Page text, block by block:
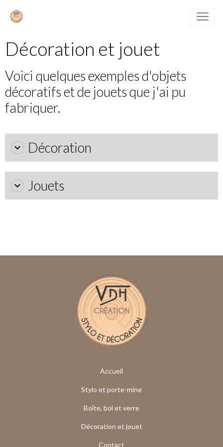
Décoration et jouet
Voici quelques exemples d'objets
décoratifs et de jouets que j'ai pu
fabriquer.
Décoration
Jouets
Accueil
Stylo et porte-mine
Boîte, bol et verre
Décoration et jouet
Contact